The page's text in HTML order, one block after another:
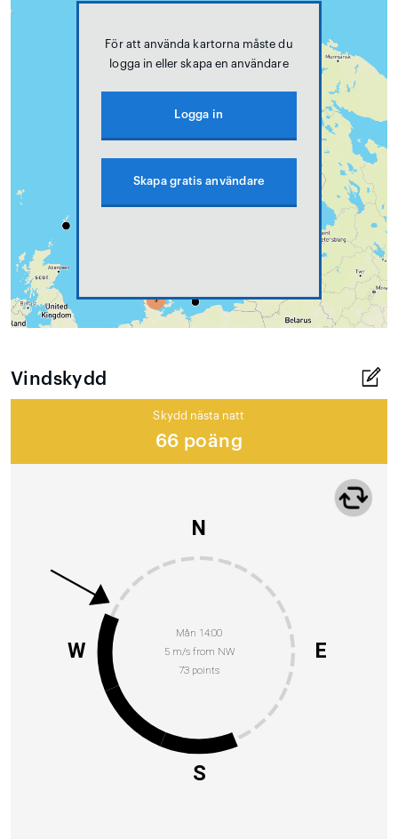
För att använda kartorna måste du
logga in eller skapa en användare
Logga in
Skapa gratis användare
Vindskydd
Skydd nästa natt
66 poäng
Mån 14:00
5 m/s from NW
73 points
N
E
S
W